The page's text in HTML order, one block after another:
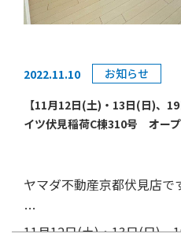
こちら
【間取り】
※物件の販売状況により、開
【概要】
場所 京都市伏見区淀木
間取り 4LDK
価格 2,980万円（税込）
□来店査定相談、訪問査定を
□ヤマダ不動産に売却依頼を
イント最大10,000分プレゼン
□ご成約いただいたお客様に
円分プレゼント！！
＼まずはお気軽にご相談くだ
〒612-8392 京都府京都市
物件の詳細は
■京都市 烏丸線「十条」駅徒
南向きバルコニー
■凌風小中学校徒歩15分♪
■ライフ伏見深草店徒歩11分
となっております！
お部屋をご覧いただけます👏
2022.11.10
お知らせ
【11月12日(土)・13日(日)、
イツ伏見稲荷C棟310号 オープ
ヤマダ不動産京都伏見店で
11月12日(土)・13日(日)、